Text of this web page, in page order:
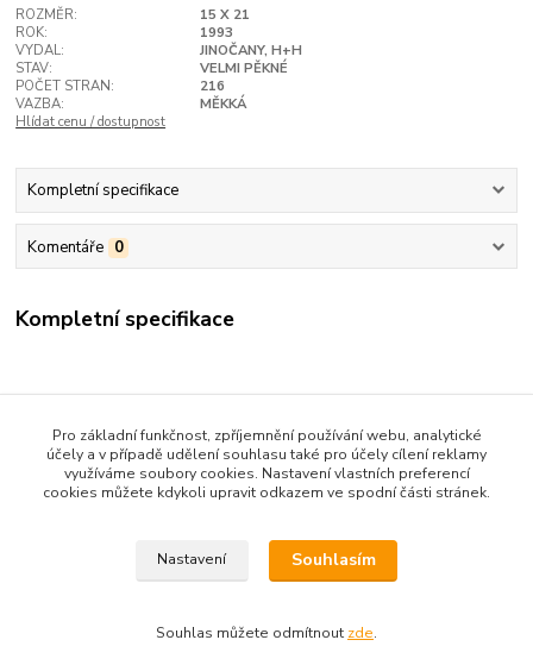
ROZMĚR:
15 X 21
ROK:
1993
VYDAL:
JINOČANY, H+H
STAV:
VELMI PĚKNÉ
POČET STRAN:
216
VAZBA:
MĚKKÁ
Hlídat cenu / dostupnost
Kompletní specifikace
Komentáře 0
Kompletní specifikace
Zboží zařazeno v kategoriích
PSYCHOLOGIE, SOCIOLOGIE,
Pro základní funkčnost, zpříjemnění používání webu, analytické
účely a v případě udělení souhlasu také pro účely cílení reklamy
využíváme soubory cookies. Nastavení vlastních preferencí
cookies můžete kdykoli upravit odkazem ve spodní části stránek.
Nastavení Souhlasím
Souhlas můžete odmítnout zde.